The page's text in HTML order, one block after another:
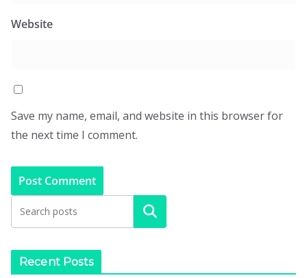
Website
Save my name, email, and website in this browser for
the next time I comment.
Search
Recent Posts